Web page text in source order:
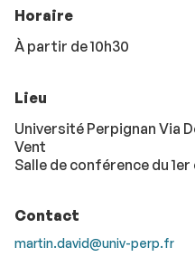
Horaire
À partir de 10h30
Lieu
Université Perpignan Via
Vent
Salle de conférence du
Contact
martin.david@univ-perp.fr